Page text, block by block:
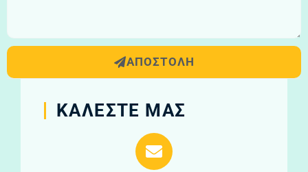
ΑΠΟΣΤΟΛΗ
ΚΑΛΕΣΤΕ ΜΑΣ